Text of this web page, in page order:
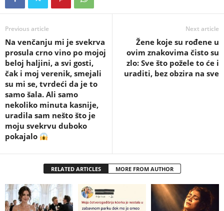
Previous article
Na venčanju mi je svekrva
prosula crno vino po mojoj
beloj haljini, a svi gosti,
čak i moj verenik, smejali
su mi se, tvrdeći da je to
samo šala. Ali samo
nekoliko minuta kasnije,
uradila sam nešto što je
moju svekrvu duboko
pokajalo
Next article
Žene koje su rođene u
ovim znakovima čisto su
zlo: Sve što požele to će i
uraditi, bez obzira na sve
RELATED ARTICLES MORE FROM AUTHOR